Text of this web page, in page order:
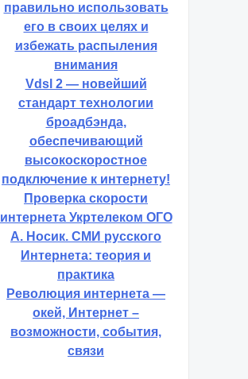
правильно использовать
его в своих целях и
избежать распыления
внимания
Vdsl 2 — новейший
стандарт технологии
броадбэнда,
обеспечивающий
высокоскоростное
подключение к интернету!
Проверка скорости
интернета Укртелеком ОГО
А. Носик. СМИ русского
Интернета: теория и
практика
Революция интернета —
окей, Интернет –
возможности, события,
связи